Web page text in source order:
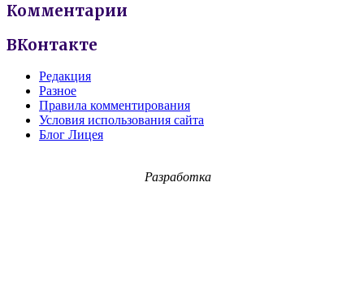
Комментарии
ВКонтакте
Редакция
Разное
Правила комментирования
Условия использования сайта
Блог Лицея
Разработка